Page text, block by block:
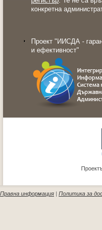
конкретна
Проект "ИИСДА -
и ефективност"
Правна информация | Политика за